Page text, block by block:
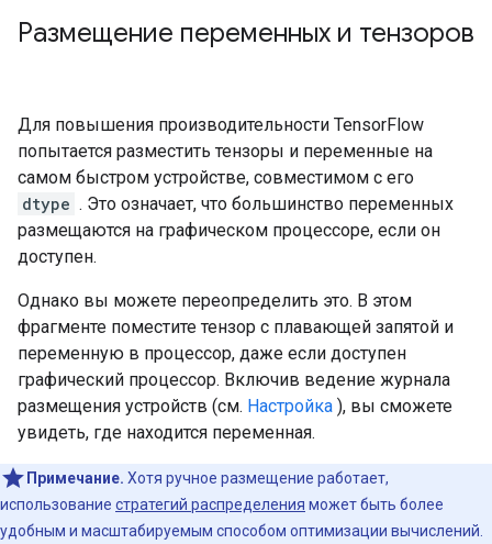
Размещение переменных и тензоров
Для повышения производительности TensorFlow
попытается разместить тензоры и переменные на
самом быстром устройстве, совместимом с его
dtype . Это означает, что большинство переменных
размещаются на графическом процессоре, если он
доступен.
Однако вы можете переопределить это. В этом
фрагменте поместите тензор с плавающей запятой и
переменную в процессор, даже если доступен
графический процессор. Включив ведение журнала
размещения устройств (см. Настройка ), вы сможете
увидеть, где находится переменная.
Примечание. Хотя ручное размещение работает,
использование стратегий распределения может быть более
удобным и масштабируемым способом оптимизации вычислений.